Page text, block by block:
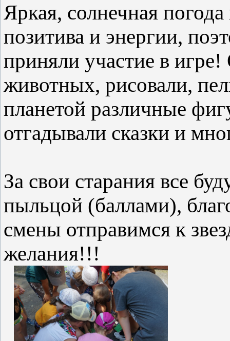
Яркая, солнечная
позитива и энергии,
приняли участие в
животных, рисовали,
планетой различные
отгадывали сказки и
За свои старания все
пыльцой (баллами),
смены отправимся к